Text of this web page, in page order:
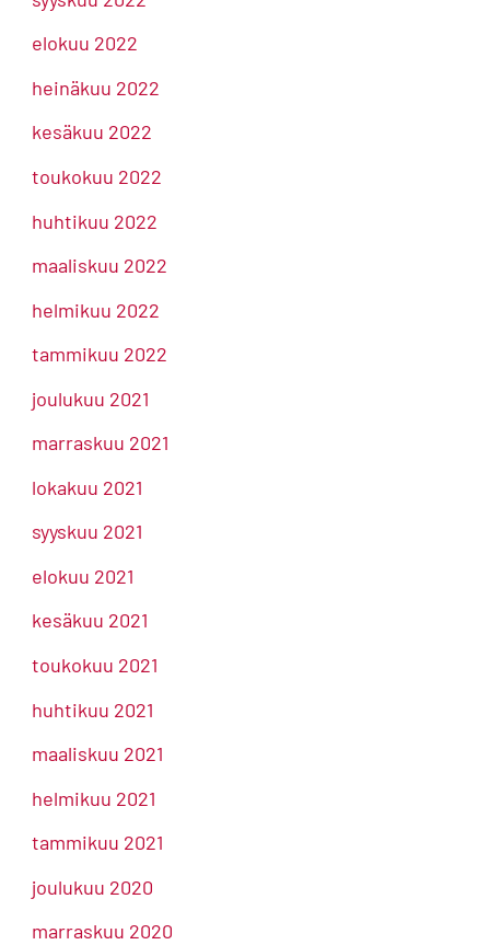
elokuu 2022
heinäkuu 2022
kesäkuu 2022
toukokuu 2022
huhtikuu 2022
maaliskuu 2022
helmikuu 2022
tammikuu 2022
joulukuu 2021
marraskuu 2021
lokakuu 2021
syyskuu 2021
elokuu 2021
kesäkuu 2021
toukokuu 2021
huhtikuu 2021
maaliskuu 2021
helmikuu 2021
tammikuu 2021
joulukuu 2020
marraskuu 2020